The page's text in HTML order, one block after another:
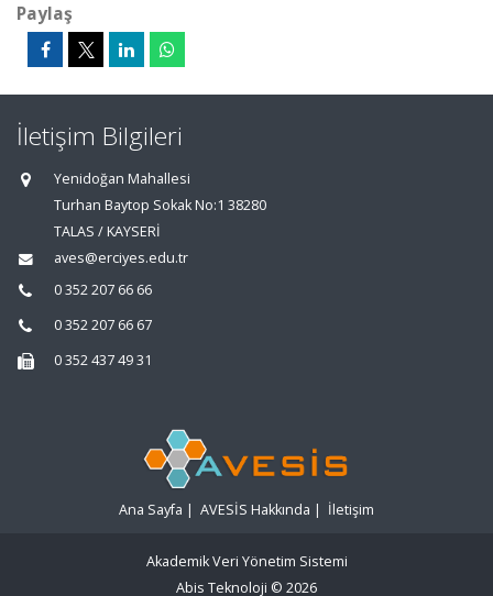
Paylaş
İletişim Bilgileri
Yenidoğan Mahallesi
Turhan Baytop Sokak No:1 38280
TALAS / KAYSERİ
aves@erciyes.edu.tr
0 352 207 66 66
0 352 207 66 67
0 352 437 49 31
Ana Sayfa | AVESİS Hakkında | İletişim
Akademik Veri Yönetim Sistemi
Abis Teknoloji © 2026